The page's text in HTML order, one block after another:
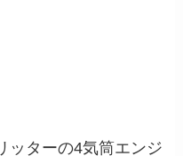
ッターの4気筒エンジ